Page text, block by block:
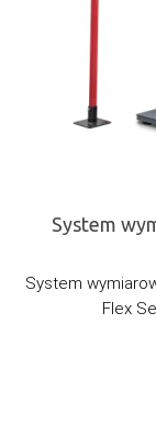
System
System
Flex